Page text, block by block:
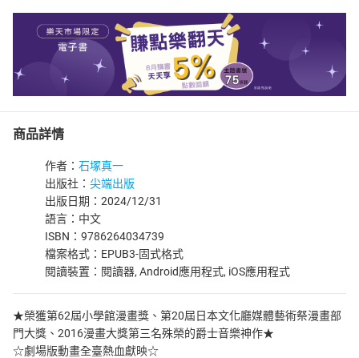
商品詳情
作者： 石塚真一
出版社： 尖端出版
出版日期：2024/12/31
語言：中文
ISBN：9786264034739
檔案格式：EPUB3-固式格式
閱讀裝置：閱讀器, Android應用程式, iOS應用程式
★榮獲第62屆小學館漫畫獎、第20屆日本文化廳媒體藝術祭漫畫部
門大獎、2016漫畫大獎第三名殊榮的爵士音樂神作★
☆劇場版動畫全臺熱血獻映☆